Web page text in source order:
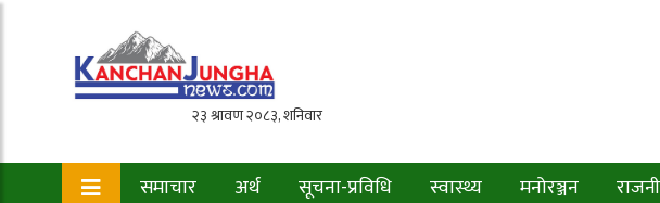
समाचार अर्थ सूचना-प्रविधि स्वास्थ्य मनोरञ्जन